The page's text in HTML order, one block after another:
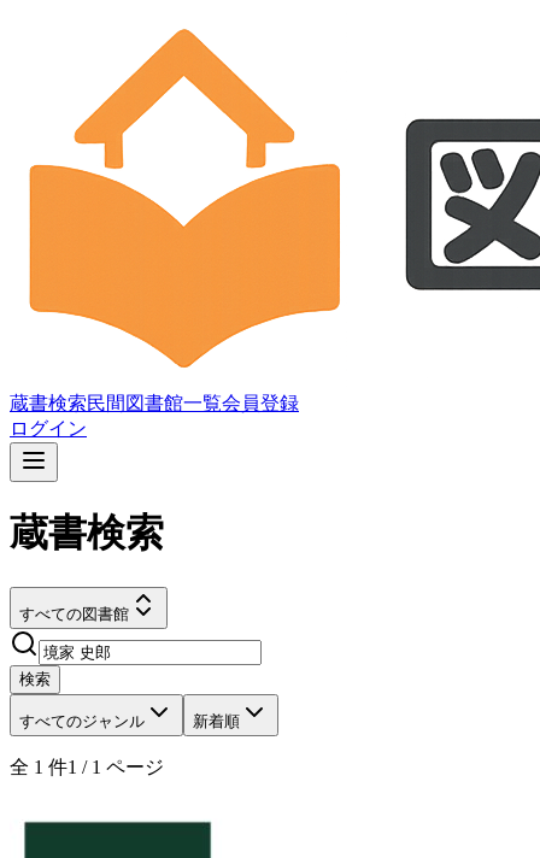
蔵書検索民間図書館一覧会員登録
ログイン
蔵書検索
すべての図書館
検索
すべてのジャンル 新着順
全 1 件1 / 1 ページ